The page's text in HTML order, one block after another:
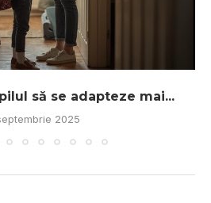
să se adapteze mai...
2025